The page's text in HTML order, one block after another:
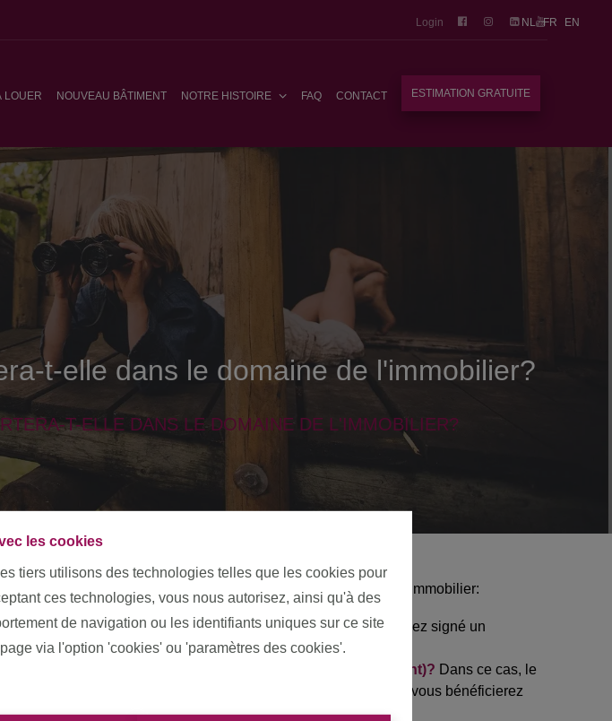
les cookies
tiers utilisons des technologies telles que les cookies pour
ces technologies, vous nous autorisez, ainsi qu'à des
de navigation ou les identifiants uniques sur ce site
via l'option 'cookies' ou 'paramètres des cookies'.
Login NL FR EN
LOUER NOUVEAU BÂTIMENT NOTRE HISTOIRE FAQ CONTACT ESTIMATION GRATUITE
t-elle dans le domaine de l'immobilier?
T-ELLE DANS LE DOMAINE DE L'IMMOBILIER?
uns des changements les plus imortants dans le domaine de l'immobilier:
2%.La date de l'acte authentique est ici déterminante. Vous avez signé un
cas, vous bénéficierez du taux réduit.
ans ou que vous allez démolir et reconstruire (partiellement)? Dans ce cas, le
Vous signez donc avant le 1er janvier 2025? Dans ce cas, vous bénéficierez